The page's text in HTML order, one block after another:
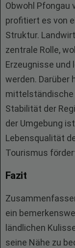
Obwohl Pfongau
profitiert es von
Struktur.
zentrale Rolle,
Erzeugnisse und
werden. Darüber
mittelständische
Stabilität der
der Umgebung
Lebensqualität
Tourismus
Fazit
ein
ländlichen
seine Nähe zu